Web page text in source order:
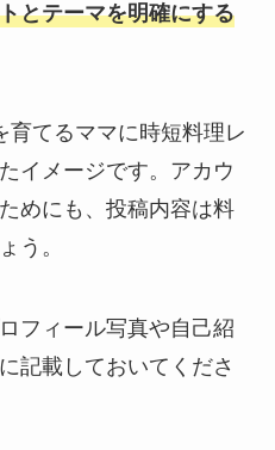
とテーマを明確にする
育てるママに時短料理レ
イメージです。アカウ
めにも、投稿内容は料
う。
フィール写真や自己紹
記載しておいてくださ